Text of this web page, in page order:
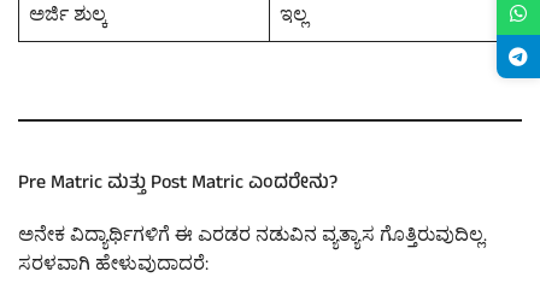
ಅರ್ಜಿ ಶುಲ್ಕ
ಇಲ್ಲ
Pre Matric ಮತ್ತು Post Matric ಎಂದರೇನು?
ಅನೇಕ ವಿದ್ಯಾರ್ಥಿಗಳಿಗೆ ಈ ಎರಡರ ನಡುವಿನ ವ್ಯತ್ಯಾಸ ಗೊತ್ತಿರುವುದಿಲ್ಲ.
ಸರಳವಾಗಿ ಹೇಳುವುದಾದರೆ: